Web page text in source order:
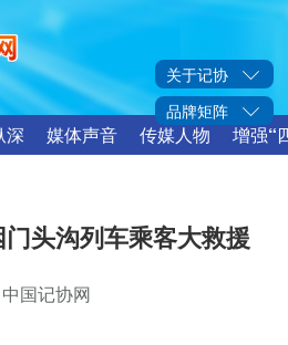
关于记协
品牌矩阵
深 媒体声音 传媒人物 增强“
门头沟列车乘客大救援
中国记协网